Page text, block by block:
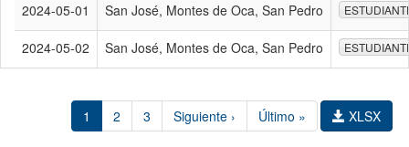
2024-05-01 San José, Montes de Oca, San Pedro
2024-05-02 San José, Montes de Oca, San Pedro
1 2 3 Siguiente › Último » XLSX